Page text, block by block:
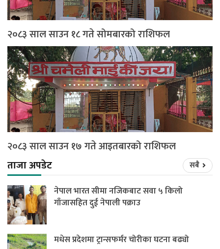
२०८३ साल साउन १८ गते सोमबारको राशिफल
२०८३ साल साउन १७ गते आइतबारको राशिफल
ताजा अपडेट
सबै
नेपाल भारत सीमा नजिकबाट सवा ५ किलो
गाँजासहित दुई नेपाली पक्राउ
मधेस प्रदेशमा ट्रान्सफर्मर चोरीका घटना बढ्यो